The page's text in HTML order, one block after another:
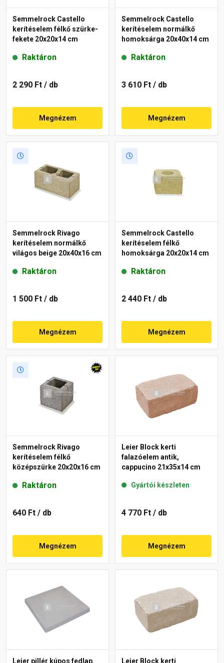
Semmelrock Castello
kerítéselem félkő szürke-
fekete 20x20x14 cm
Raktáron
2 290 Ft / db
Megnézem
Semmelrock Castello
kerítéselem normálkő
homoksárga 20x40x14 cm
Raktáron
3 610 Ft / db
Megnézem
Semmelrock Rivago
kerítéselem normálkő
világos beige 20x40x16 cm
Raktáron
1 500 Ft / db
Megnézem
Semmelrock Castello
kerítéselem félkő
homoksárga 20x20x14 cm
Raktáron
2 440 Ft / db
Megnézem
Semmelrock Rivago
kerítéselem félkő
középszürke 20x20x16 cm
Raktáron
640 Ft / db
Megnézem
Leier Block kerti
falazóelem antik,
cappucino 21x35x14 cm
Gyártói készleten
4 770 Ft / db
Megnézem
Leier pillér kúpos fedlap Leier Block kerti